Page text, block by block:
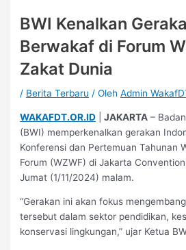
BWI Kenalkan
Berwakaf di Forum
Zakat Dunia
/ Berita Terbaru / OlehAdmin
WAKAFDT.OR.ID |JAKARTA –
(BWI) memperkenalkan gerakan
Konferensi dan Pertemuan Tahunan
Forum (WZWF) di Jakarta
Jumat (1/11/2024) malam.
“Gerakan ini akan fokus
tersebut dalam sektor pendidikan,
konservasi lingkungan,” ujar Ketua